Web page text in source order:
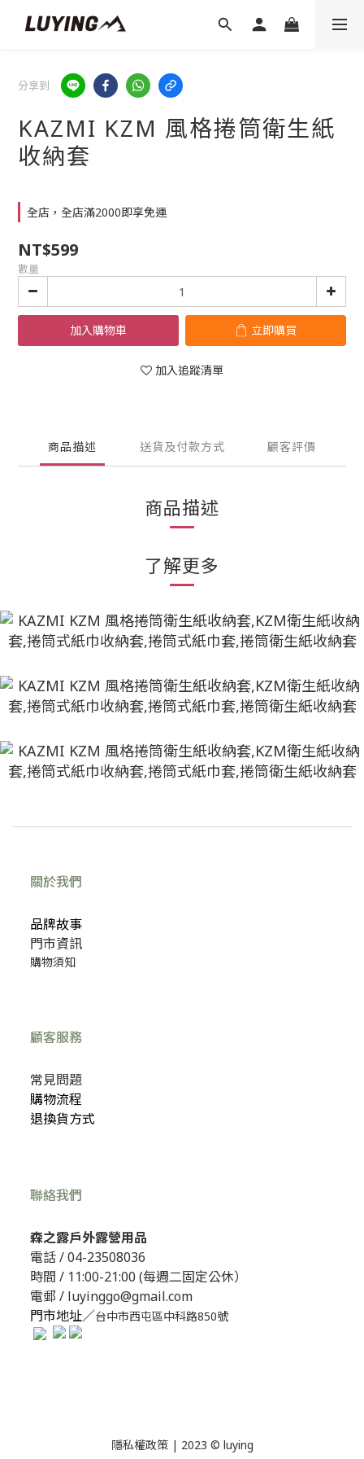
分享到
KAZMI KZM 風格捲筒衛生紙
收納套
全店，全店滿2000即享免運
NT$599
數量
加入購物車 立即購買
加入追蹤清單
商品描述 送貨及付款方式 顧客評價
商品描述
了解更多
關於我們
品牌故事
門市資訊
購物須知
顧客服務
常見問題
購物流程
退換貨方式
聯絡我們
森之露戶外露營用品
電話 /04-23508036
時間 / 11:00-21:00 (每週二固定公休）
電郵 / luyinggo@gmail.com
門市地址／台中市西屯區中科路850號
隱私權政策| 2023 © luying